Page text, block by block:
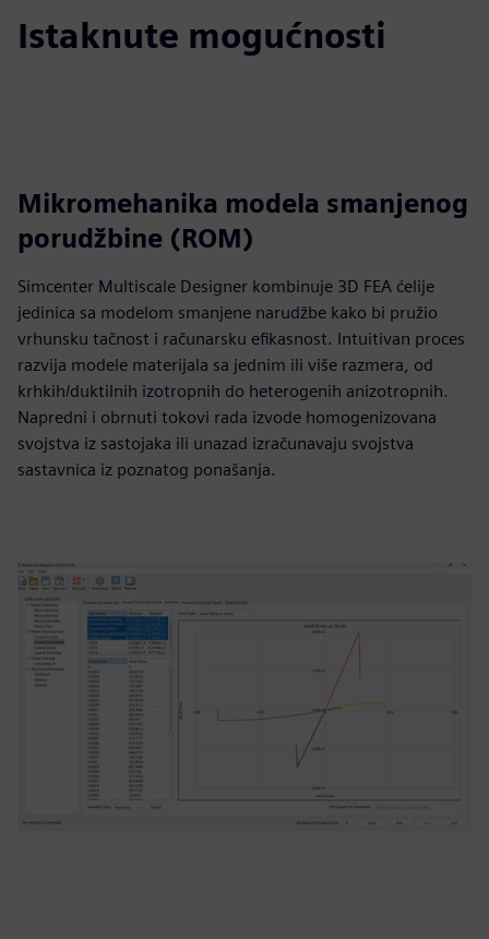
Istaknute mogućnosti
Mikromehanika modela smanjenog
porudžbine (ROM)
Simcenter Multiscale Designer kombinuje 3D FEA ćelije
jedinica sa modelom smanjene narudžbe kako bi pružio
vrhunsku tačnost i računarsku efikasnost. Intuitivan proces
razvija modele materijala sa jednim ili više razmera, od
krhkih/duktilnih izotropnih do heterogenih anizotropnih.
Napredni i obrnuti tokovi rada izvode homogenizovana
svojstva iz sastojaka ili unazad izračunavaju svojstva
sastavnica iz poznatog ponašanja.